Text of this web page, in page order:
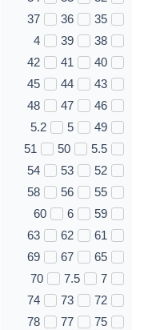
35
36
37
38
39
4
40
41
42
43
44
45
46
47
48
49
5
5.2
5.5
50
51
52
53
54
55
56
58
59
6
60
61
62
63
65
67
69
7
7.5
70
72
73
74
75
77
78